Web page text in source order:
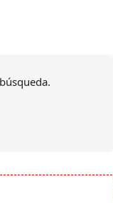
Luiz Inácio Lula